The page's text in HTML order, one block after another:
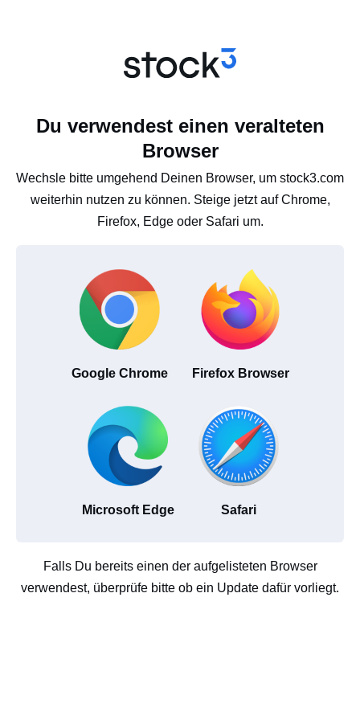
Du verwendest einen veralteten
Browser
Wechsle bitte umgehend Deinen Browser, um stock3.com
weiterhin nutzen zu können. Steige jetzt auf Chrome,
Firefox, Edge oder Safari um.
Google Chrome Firefox Browser
Microsoft Edge Safari
Falls Du bereits einen der aufgelisteten Browser
verwendest, überprüfe bitte ob ein Update dafür vorliegt.